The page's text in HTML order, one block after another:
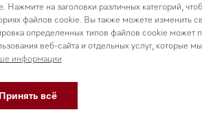
700 мл
пространства
накипи
Нажмите на заголовки различных категорий,
файлов cookie. Вы также можете изменить
определенных типов файлов cookie может
веб-сайта и отдельных услуг, которые
информации
всё